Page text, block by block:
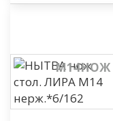
М14НОЖ